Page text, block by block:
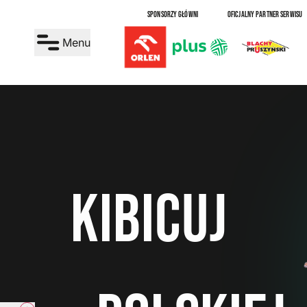
Menu
SPONSORZY GŁÓWNI OFICJALNY PARTNER SERWISU
kibicuj